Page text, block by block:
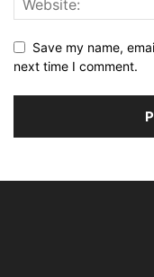
Save my name,
next time I comment.